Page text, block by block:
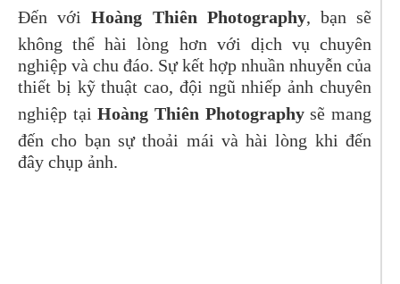
Đến vớiHoàng Thiên Photography, bạn sẽ
không thể hài lòng hơn với dịch vụ chuyên
nghiệp và chu đáo. Sự kết hợp nhuần nhuyễn của
thiết bị kỹ thuật cao, đội ngũ nhiếp ảnh chuyên
nghiệp tạiHoàng Thiên Photographysẽ mang
đến cho bạn sự thoải mái và hài lòng khi đến
đây chụp ảnh.